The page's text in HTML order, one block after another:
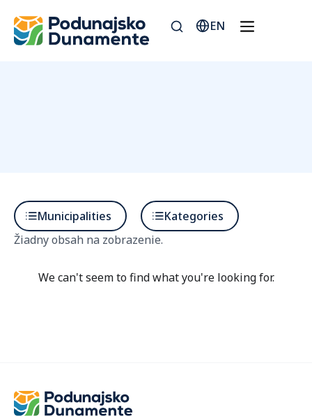
EN
Municipalities
Kategories
Žiadny obsah na zobrazenie.
We can't seem to find what you're looking for.